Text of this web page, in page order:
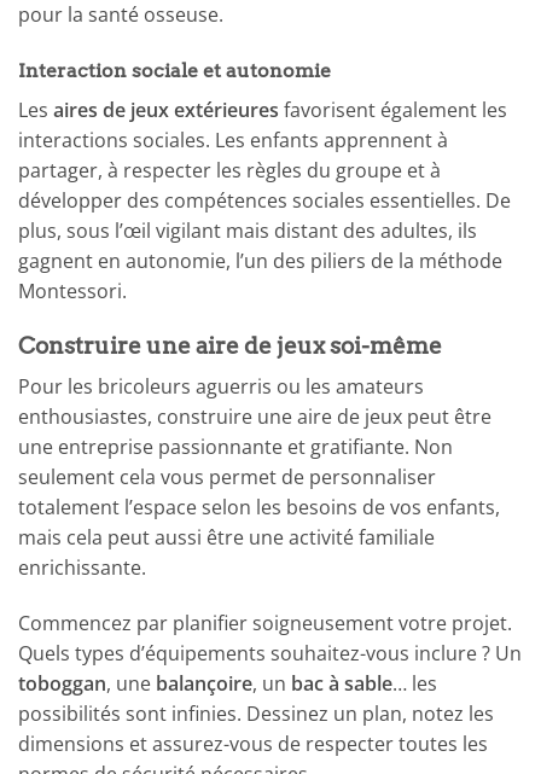
pour la santé osseuse.
Interaction sociale et autonomie
Les aires de jeux extérieures favorisent également les
interactions sociales. Les enfants apprennent à
partager, à respecter les règles du groupe et à
développer des compétences sociales essentielles. De
plus, sous l’œil vigilant mais distant des adultes, ils
gagnent en autonomie, l’un des piliers de la méthode
Montessori.
Construire une aire de jeux soi-même
Pour les bricoleurs aguerris ou les amateurs
enthousiastes, construire une aire de jeux peut être
une entreprise passionnante et gratifiante. Non
seulement cela vous permet de personnaliser
totalement l’espace selon les besoins de vos enfants,
mais cela peut aussi être une activité familiale
enrichissante.
Commencez par planifier soigneusement votre projet.
Quels types d’équipements souhaitez-vous inclure ? Un
toboggan, une balançoire, un bac à sable… les
possibilités sont infinies. Dessinez un plan, notez les
dimensions et assurez-vous de respecter toutes les